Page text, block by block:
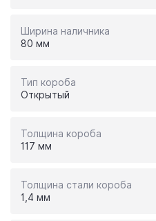
Ширина наличника
80 мм
Тип короба
Открытый
Толщина короба
117 мм
Толщина стали короба
1,4 мм